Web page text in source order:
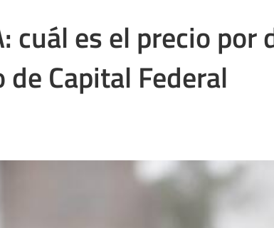
cuál es el precio por
Capital Federal